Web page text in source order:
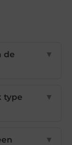
de
▼
type
▼
▼